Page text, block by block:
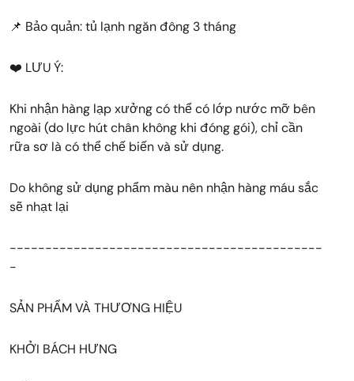
📌 Bảo quản: tủ lạnh ngăn đông 3 tháng
❤️ LƯU Ý:
Khi nhận hàng lạp xưởng có thể có lớp nước mỡ bên
ngoài (do lực hút chân không khi đóng gói), chỉ cần
rữa sơ là có thể chế biến và sử dụng.
Do không sử dụng phẩm màu nên nhận hàng máu sắc
sẽ nhạt lại
--------------------------------------------
-
SẢN PHẨM VÀ THƯƠNG HIỆU
KHỞI BÁCH HƯNG